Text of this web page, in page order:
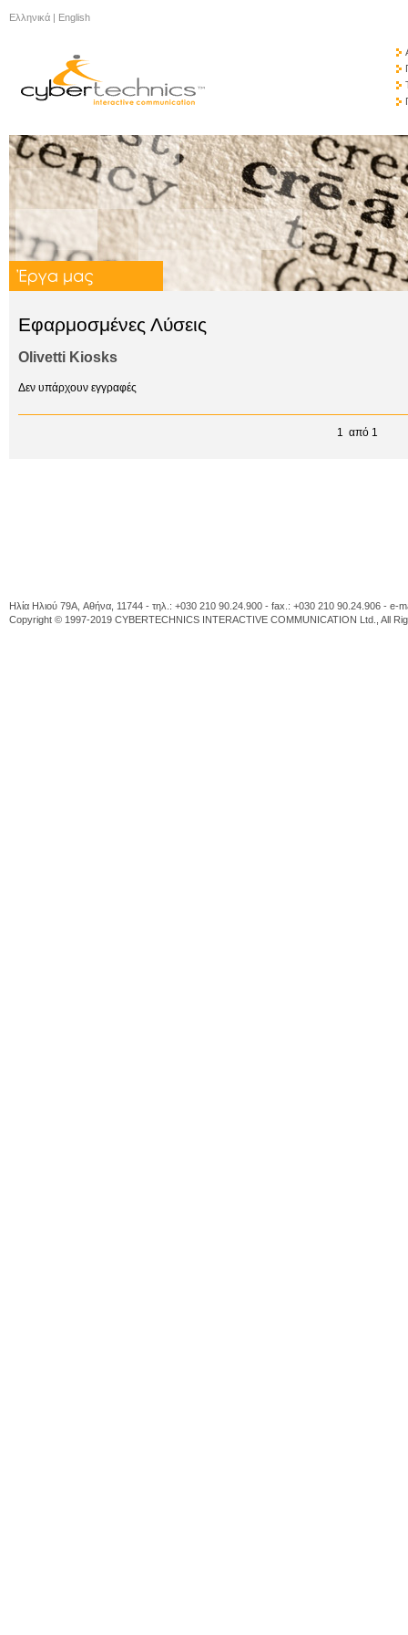
Ελληνικά | English
Εφαρμοσμένες Λύσεις
Olivetti Kiosks
Δεν υπάρχουν εγγραφές
1 από 1
Ηλία Ηλιού 79A, Αθήνα, 11744 - τηλ.: +030 210 90.24.900 - fax.: +030 210 90.24.906 - e-
Copyright © 1997-2019 CYBERTECHNICS INTERACTIVE COMMUNICATION Ltd., All